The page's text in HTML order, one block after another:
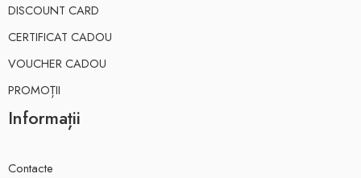
DISCOUNT CARD
CERTIFICAT CADOU
VOUCHER CADOU
PROMOȚII
Informații
Contacte